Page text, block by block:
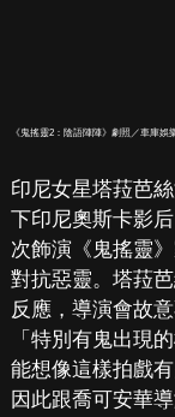
《鬼搖靈2：陰語陣陣》劇照／車庫娛
印尼女星塔菈芭
下印尼奧斯卡影
次飾演《鬼搖靈
對抗惡靈。塔菈
反應，導演會故
「特別有鬼出現
能想像這樣拍戲
因此跟喬可安華